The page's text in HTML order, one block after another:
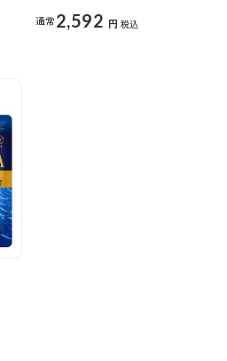
通常 2,592 円 税込